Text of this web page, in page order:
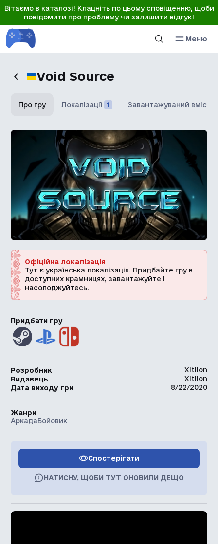
Вітаємо в каталозі! Клацніть по цьому сповіщенню, щоби
повідомити про проблему чи залишити відгук!
Меню
Void Source
Про гру Локалізації 1 Завантажуваний вміст
Офіційна локалізація
Тут є українська локалізація. Придбайте гру в
доступних крамницях, завантажуйте і
насолоджуйтесь.
Придбати гру
Розробник
Xitilon
Видавець
Xitilon
Дата виходу гри
8/22/2020
Жанри
АркадаБойовик
Спостерігати
НАТИСНУ, ЩОБИ ТУТ ОНОВИЛИ ДЕЩО